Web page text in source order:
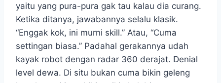
yaitu yang pura-pura gak tau kalau dia curang.
Ketika ditanya, jawabannya selalu klasik.
“Enggak kok, ini murni skill.” Atau, “Cuma
settingan biasa.” Padahal gerakannya udah
kayak robot dengan radar 360 derajat. Denial
level dewa. Di situ bukan cuma bikin geleng